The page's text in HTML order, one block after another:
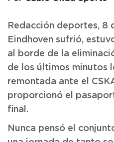
Redacción deportes, 8
Eindhoven sufrió,
al borde de la
de los últimos minutos
remontada ante el
proporcionó el
final.
Nunca pensó el